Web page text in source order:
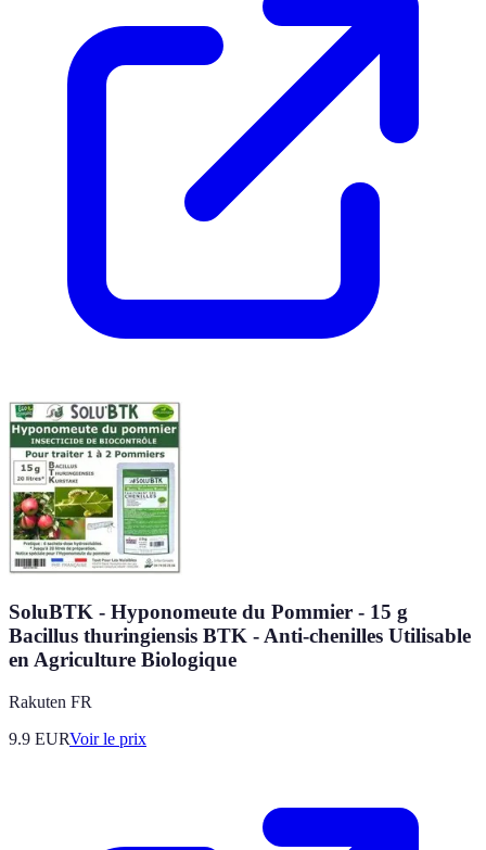
SoluBTK - Hyponomeute du Pommier - 15 g
Bacillus thuringiensis BTK - Anti-chenilles Utilisable
en Agriculture Biologique
Rakuten FR
9.9 EURVoir le prix